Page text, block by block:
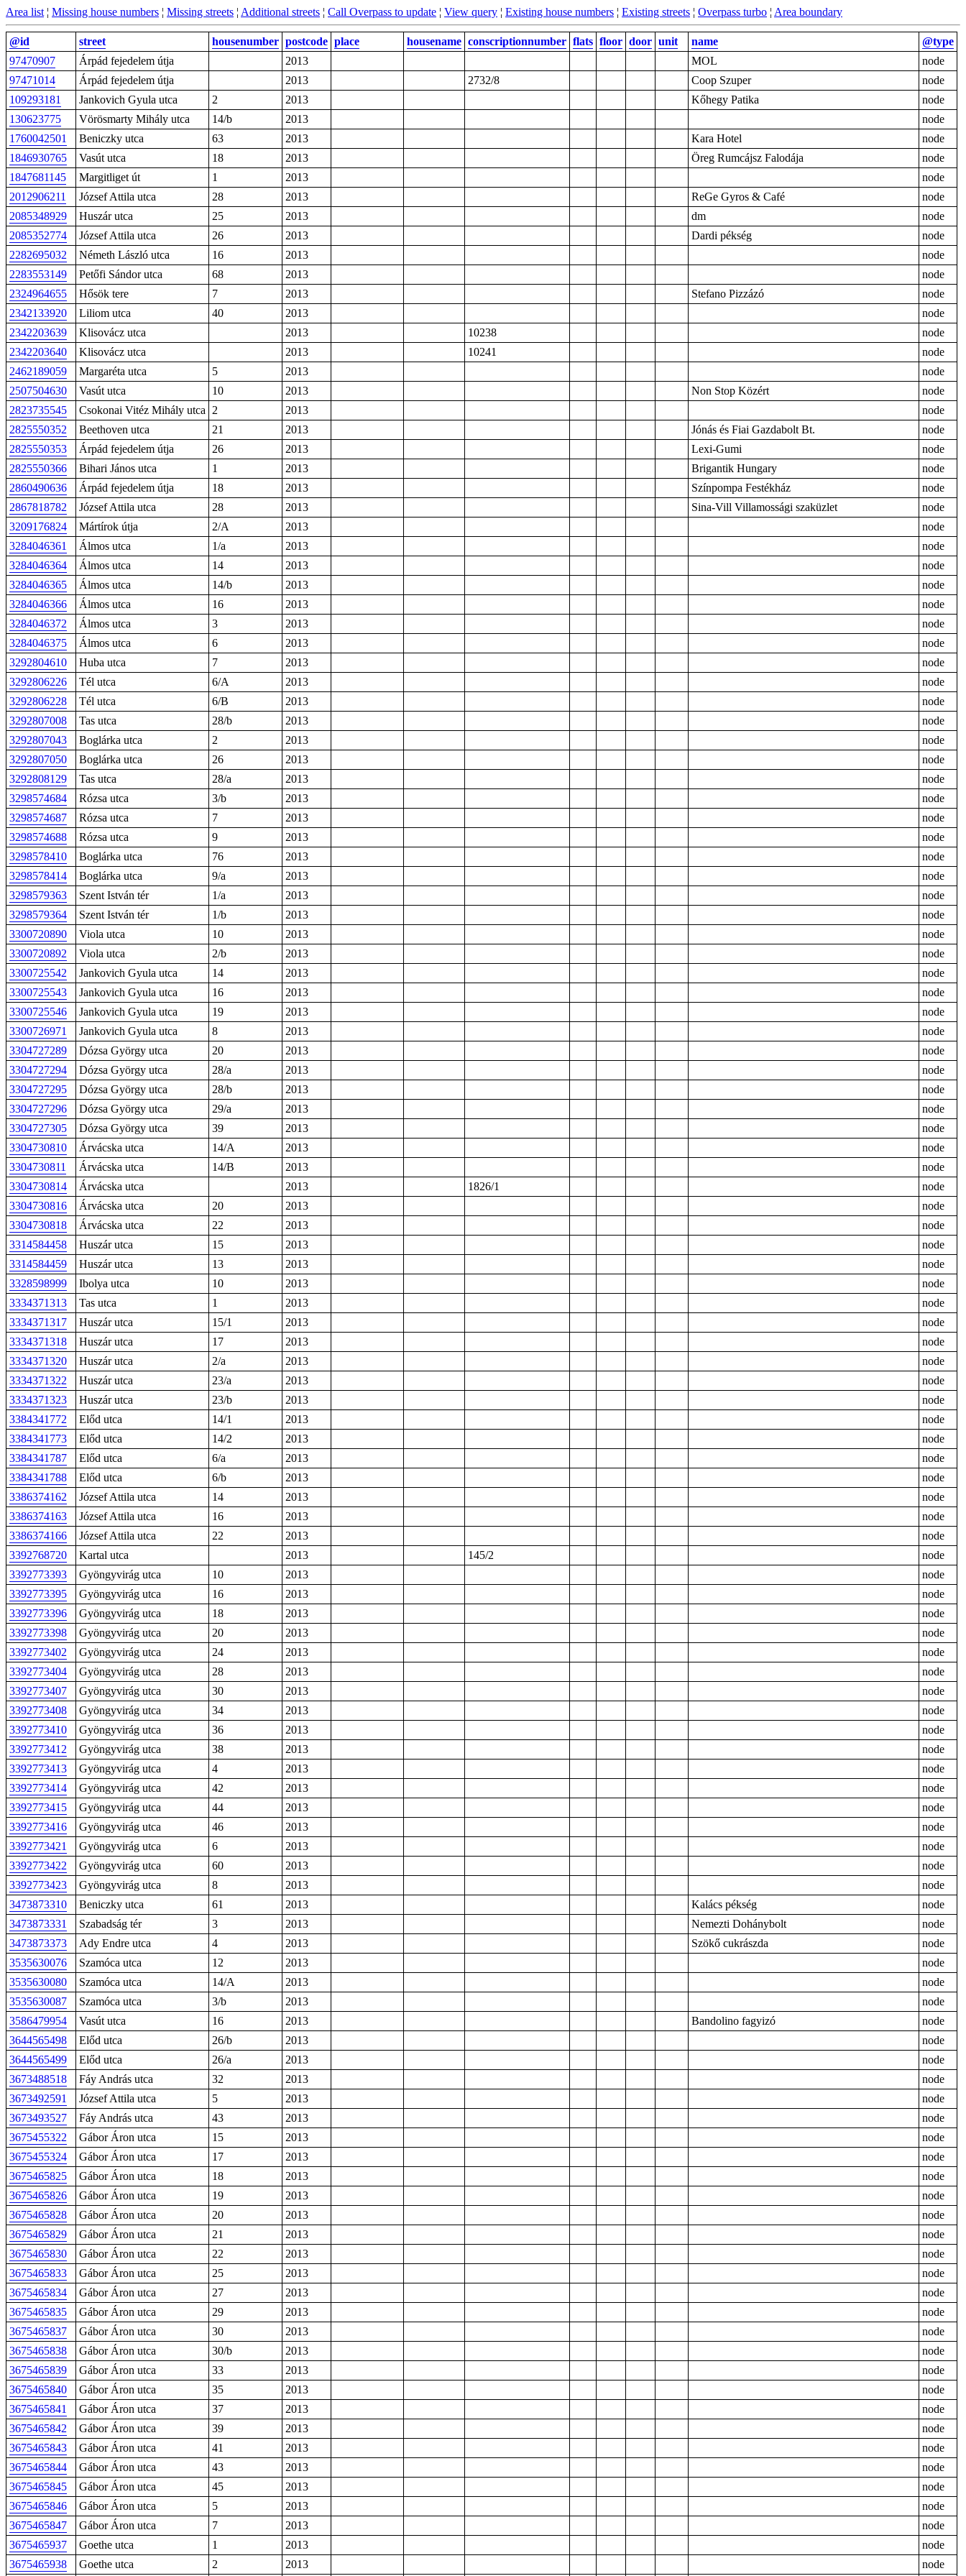
Area list ¦ Missing house numbers ¦ Missing streets ¦ Additional streets ¦ Call Overpass to update ¦ View query ¦ Existing house numbers ¦ Existing streets ¦ Overpass turbo ¦ Area boundary
@id street housenumber postcode place housename conscriptionnumber flats floor door unit name
@type
97470907
Árpád fejedelem útja 2013 MOL
node
97471014
Árpád fejedelem útja 2013 2732/8 Coop Szuper
node
109293181
Jankovich Gyula utca 2 2013 Kőhegy Patika
node
130623775
Vörösmarty Mihály utca 14/b 2013
node
1760042501
Beniczky utca 63 2013 Kara Hotel
node
1846930765
Vasút utca 18 2013 Öreg Rumcájsz Falodája
node
1847681145
Margitliget út 1 2013
node
2012906211
József Attila utca 28 2013 ReGe Gyros & Café
node
2085348929
Huszár utca 25 2013 dm
node
2085352774
József Attila utca 26 2013 Dardi pékség
node
2282695032
Németh László utca 16 2013
node
2283553149
Petőfi Sándor utca 68 2013
node
2324964655
Hősök tere 7 2013 Stefano Pizzázó
node
2342133920
Liliom utca 40 2013
node
2342203639
Klisovácz utca 2013 10238
node
2342203640
Klisovácz utca 2013 10241
node
2462189059
Margaréta utca 5 2013
node
2507504630
Vasút utca 10 2013 Non Stop Közért
node
2823735545
Csokonai Vitéz Mihály utca 2 2013
node
2825550352
Beethoven utca 21 2013 Jónás és Fiai Gazdabolt Bt.
node
2825550353
Árpád fejedelem útja 26 2013 Lexi-Gumi
node
2825550366
Bihari János utca 1 2013 Brigantik Hungary
node
2860490636
Árpád fejedelem útja 18 2013 Színpompa Festékház
node
2867818782
József Attila utca 28 2013 Sina-Vill Villamossági szaküzlet
node
3209176824
Mártírok útja 2/A 2013
node
3284046361
Álmos utca 1/a 2013
node
3284046364
Álmos utca 14 2013
node
3284046365
Álmos utca 14/b 2013
node
3284046366
Álmos utca 16 2013
node
3284046372
Álmos utca 3 2013
node
3284046375
Álmos utca 6 2013
node
3292804610
Huba utca 7 2013
node
3292806226
Tél utca 6/A 2013
node
3292806228
Tél utca 6/B 2013
node
3292807008
Tas utca 28/b 2013
node
3292807043
Boglárka utca 2 2013
node
3292807050
Boglárka utca 26 2013
node
3292808129
Tas utca 28/a 2013
node
3298574684
Rózsa utca 3/b 2013
node
3298574687
Rózsa utca 7 2013
node
3298574688
Rózsa utca 9 2013
node
3298578410
Boglárka utca 76 2013
node
3298578414
Boglárka utca 9/a 2013
node
3298579363
Szent István tér 1/a 2013
node
3298579364
Szent István tér 1/b 2013
node
3300720890
Viola utca 10 2013
node
3300720892
Viola utca 2/b 2013
node
3300725542
Jankovich Gyula utca 14 2013
node
3300725543
Jankovich Gyula utca 16 2013
node
3300725546
Jankovich Gyula utca 19 2013
node
3300726971
Jankovich Gyula utca 8 2013
node
3304727289
Dózsa György utca 20 2013
node
3304727294
Dózsa György utca 28/a 2013
node
3304727295
Dózsa György utca 28/b 2013
node
3304727296
Dózsa György utca 29/a 2013
node
3304727305
Dózsa György utca 39 2013
node
3304730810
Árvácska utca 14/A 2013
node
3304730811
Árvácska utca 14/B 2013
node
3304730814
Árvácska utca 2013 1826/1
node
3304730816
Árvácska utca 20 2013
node
3304730818
Árvácska utca 22 2013
node
3314584458
Huszár utca 15 2013
node
3314584459
Huszár utca 13 2013
node
3328598999
Ibolya utca 10 2013
node
3334371313
Tas utca 1 2013
node
3334371317
Huszár utca 15/1 2013
node
3334371318
Huszár utca 17 2013
node
3334371320
Huszár utca 2/a 2013
node
3334371322
Huszár utca 23/a 2013
node
3334371323
Huszár utca 23/b 2013
node
3384341772
Előd utca 14/1 2013
node
3384341773
Előd utca 14/2 2013
node
3384341787
Előd utca 6/a 2013
node
3384341788
Előd utca 6/b 2013
node
3386374162
József Attila utca 14 2013
node
3386374163
József Attila utca 16 2013
node
3386374166
József Attila utca 22 2013
node
3392768720
Kartal utca 2013 145/2
node
3392773393
Gyöngyvirág utca 10 2013
node
3392773395
Gyöngyvirág utca 16 2013
node
3392773396
Gyöngyvirág utca 18 2013
node
3392773398
Gyöngyvirág utca 20 2013
node
3392773402
Gyöngyvirág utca 24 2013
node
3392773404
Gyöngyvirág utca 28 2013
node
3392773407
Gyöngyvirág utca 30 2013
node
3392773408
Gyöngyvirág utca 34 2013
node
3392773410
Gyöngyvirág utca 36 2013
node
3392773412
Gyöngyvirág utca 38 2013
node
3392773413
Gyöngyvirág utca 4 2013
node
3392773414
Gyöngyvirág utca 42 2013
node
3392773415
Gyöngyvirág utca 44 2013
node
3392773416
Gyöngyvirág utca 46 2013
node
3392773421
Gyöngyvirág utca 6 2013
node
3392773422
Gyöngyvirág utca 60 2013
node
3392773423
Gyöngyvirág utca 8 2013
node
3473873310
Beniczky utca 61 2013 Kalács pékség
node
3473873331
Szabadság tér 3 2013 Nemezti Dohánybolt
node
3473873373
Ady Endre utca 4 2013 Szökő cukrászda
node
3535630076
Szamóca utca 12 2013
node
3535630080
Szamóca utca 14/A 2013
node
3535630087
Szamóca utca 3/b 2013
node
3586479954
Vasút utca 16 2013 Bandolino fagyizó
node
3644565498
Előd utca 26/b 2013
node
3644565499
Előd utca 26/a 2013
node
3673488518
Fáy András utca 32 2013
node
3673492591
József Attila utca 5 2013
node
3673493527
Fáy András utca 43 2013
node
3675455322
Gábor Áron utca 15 2013
node
3675455324
Gábor Áron utca 17 2013
node
3675465825
Gábor Áron utca 18 2013
node
3675465826
Gábor Áron utca 19 2013
node
3675465828
Gábor Áron utca 20 2013
node
3675465829
Gábor Áron utca 21 2013
node
3675465830
Gábor Áron utca 22 2013
node
3675465833
Gábor Áron utca 25 2013
node
3675465834
Gábor Áron utca 27 2013
node
3675465835
Gábor Áron utca 29 2013
node
3675465837
Gábor Áron utca 30 2013
node
3675465838
Gábor Áron utca 30/b 2013
node
3675465839
Gábor Áron utca 33 2013
node
3675465840
Gábor Áron utca 35 2013
node
3675465841
Gábor Áron utca 37 2013
node
3675465842
Gábor Áron utca 39 2013
node
3675465843
Gábor Áron utca 41 2013
node
3675465844
Gábor Áron utca 43 2013
node
3675465845
Gábor Áron utca 45 2013
node
3675465846
Gábor Áron utca 5 2013
node
3675465847
Gábor Áron utca 7 2013
node
3675465937
Goethe utca 1 2013
node
3675465938
Goethe utca 2 2013 node